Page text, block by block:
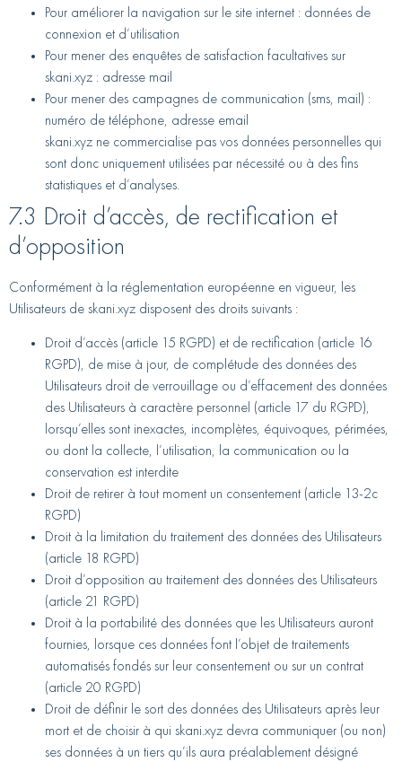
Pour améliorer la navigation sur le site internet : données de
connexion et d’utilisation
Pour mener des enquêtes de satisfaction facultatives sur
skani.xyz : adresse mail
Pour mener des campagnes de communication (sms, mail) :
numéro de téléphone, adresse email
skani.xyz ne commercialise pas vos données personnelles qui
sont donc uniquement utilisées par nécessité ou à des fins
statistiques et d’analyses.
7.3 Droit d’accès, de rectification et
d’opposition
Conformément à la réglementation européenne en vigueur, les
Utilisateurs de skani.xyz disposent des droits suivants :
Droit d’accès (article 15 RGPD) et de rectification (article 16
RGPD), de mise à jour, de complétude des données des
Utilisateurs droit de verrouillage ou d’effacement des données
des Utilisateurs à caractère personnel (article 17 du RGPD),
lorsqu’elles sont inexactes, incomplètes, équivoques, périmées,
ou dont la collecte, l’utilisation, la communication ou la
conservation est interdite
Droit de retirer à tout moment un consentement (article 13-2c
RGPD)
Droit à la limitation du traitement des données des Utilisateurs
(article 18 RGPD)
Droit d’opposition au traitement des données des Utilisateurs
(article 21 RGPD)
Droit à la portabilité des données que les Utilisateurs auront
fournies, lorsque ces données font l’objet de traitements
automatisés fondés sur leur consentement ou sur un contrat
(article 20 RGPD)
Droit de définir le sort des données des Utilisateurs après leur
mort et de choisir à qui skani.xyz devra communiquer (ou non)
ses données à un tiers qu’ils aura préalablement désigné